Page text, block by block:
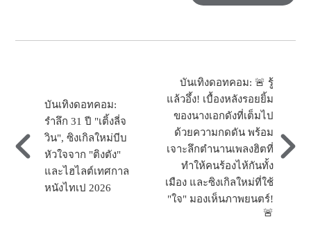
บันเทิงดอทคอม:
รำลึก 31 ปี "เติ้งลี่จ
วิน", ซิงเกิลใหม่บีบ
หัวใจจาก "ติงตัง"
และไฮไลต์เทศกาล
หนังไทเป 2026
บันเทิงดอทคอม: 🚨 รู้
แล้วอึ้ง! เบื้องหลังรอยยิ้ม
ของนางเอกดังที่เต็มไป
ด้วยความกดดัน พร้อม
เจาะลึกตำนานเพลงฮิตที่
ทำให้คนร้องไห้กันทั้ง
เมือง และซิงเกิลใหม่ที่ใช้
"ใจ" มองเห็นภาพยนตร์!
🚨